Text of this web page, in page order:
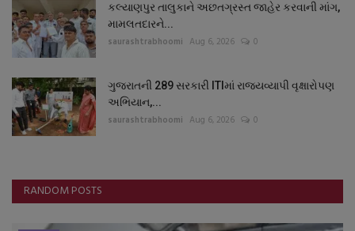
કલ્યાણપુર તાલુકાને અછતગ્રસ્ત જાહેર કરવાની માંગ,
મામલતદારને...
saurashtrabhoomi Aug 6, 2026 0
ગુજરાતની 289 સરકારી ITIમાં રાજ્યવ્યાપી વૃક્ષારોપણ
અભિયાન,...
saurashtrabhoomi Aug 6, 2026 0
RANDOM POSTS